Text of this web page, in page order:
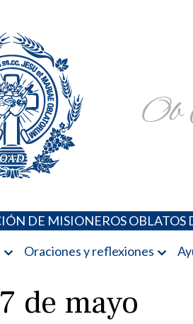
DE MISIONEROS OBLATOS
Oraciones y reflexiones
de mayo